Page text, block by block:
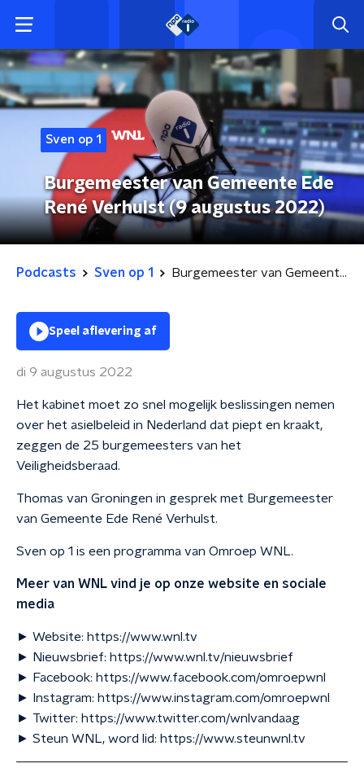
Sven op 1
Burgemeester van Gemeente Ede
René Verhulst (9 augustus 2022)
Podcasts Sven op 1 Burgemeester van Gemeente Ede René Verhulst (9 augustus 2022)
Speel aflevering af
di 9 augustus 2022
Het kabinet moet zo snel mogelijk beslissingen nemen
over het asielbeleid in Nederland dat piept en kraakt,
zeggen de 25 burgemeesters van het
Veiligheidsberaad.
Thomas van Groningen in gesprek met Burgemeester
van Gemeente Ede René Verhulst.
Sven op 1 is een programma van Omroep WNL.
Meer van WNL vind je op onze website en sociale
media
► Website: https://www.wnl.tv
► Nieuwsbrief: https://www.wnl.tv/nieuwsbrief
► Facebook: https://www.facebook.com/omroepwnl
► Instagram: https://www.instagram.com/omroepwnl
► Twitter: https://www.twitter.com/wnlvandaag
► Steun WNL, word lid: https://www.steunwnl.tv